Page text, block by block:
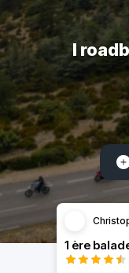
I
1 ère